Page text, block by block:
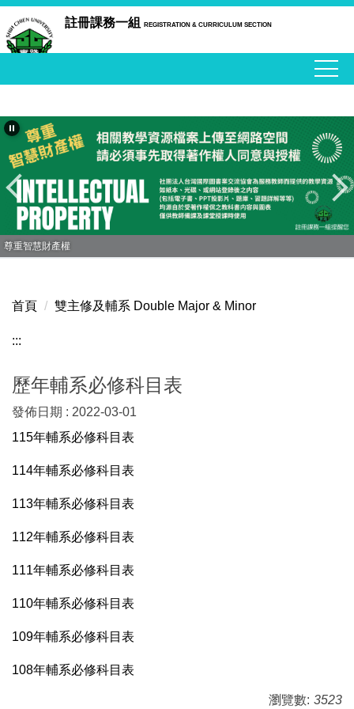
跳
到
主
容
區
註冊課務一組 REGISTRATION & CURRICULUM SECTION
尊重智慧財產權
首頁 雙主修及輔系 Double Major & Minor
:::
歷年輔系必修科目表
發佈日期 : 2022-03-01
115年輔系必修科目表
114年輔系必修科目表
113年輔系必修科目表
112年輔系必修科目表
111年輔系必修科目表
110年輔系必修科目表
109年輔系必修科目表
108年輔系必修科目表
瀏覽數: 3523